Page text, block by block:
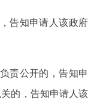
告知申请人该政府
责公开的，告知申
的，告知申请人该